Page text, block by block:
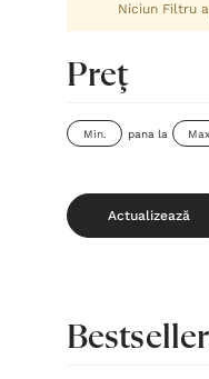
Niciun Filtru
Preţ
pana la
Actualizează